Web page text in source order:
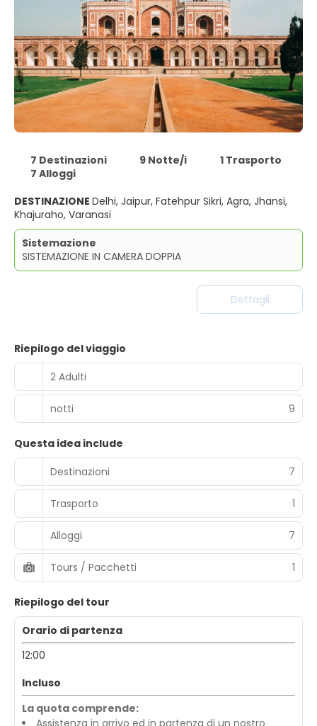
7 Destinazioni 9 Notte/i
1 Trasporto
7 Alloggi
DESTINAZIONE Delhi, Jaipur, Fatehpur Sikri, Agra, Jhansi,
Khajuraho, Varanasi
Sistemazione
SISTEMAZIONE IN CAMERA DOPPIA
Dettagli
Riepilogo del viaggio
2 Adulti
notti 9
Questa idea include
Destinazioni
7
Trasporto 1
Alloggi 7
Tours / Pacchetti 1
Riepilogo del tour
Orario di partenza
12:00
Incluso
La quota comprende: